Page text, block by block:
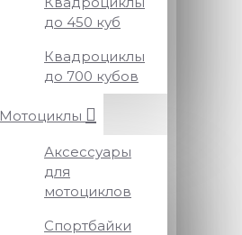
до 450 куб
Квадроциклы
до 700 кубов
Мотоциклы
Аксессуары
для
мотоциклов
Спортбайки